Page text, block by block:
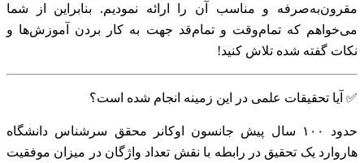
مقرون‌به‌صرفه و مناسب آن را ارائه نمودیم. بنابراین از شما
می‌خواهم که تمام‌و‌‌قت و تمام‌قد جهت به کار بردن آموزش‌ها و
نکات گفته شده تلاش کنید!
✅ آیا تحقیقات علمی در این زمینه انجام شده است؟
حدود ۱۰۰ سال پیش جانسون اوکانر محقق سرشناس دانشگاه
هاروارد یک تحقیق در رابطه با نقش تعداد واژگان در میزان موفقیت